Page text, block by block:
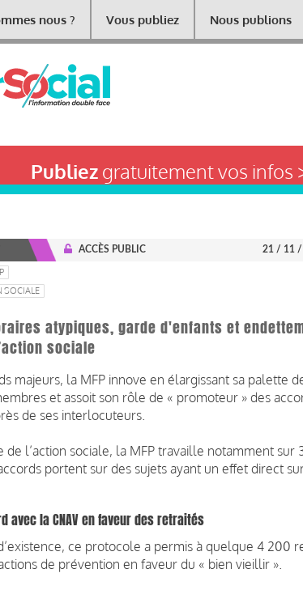
nous ? Vous publiez Nous publions
Publiezgratuitement vos infos
ACCÈS PUBLIC 21 / 11 /
SOCIALE
atypiques, garde d'enfants et
sociale
majeurs, la MFP innove en élargissant sa palette
et assoit son rôle de « promoteur » des
de ses interlocuteurs.
de l’action sociale, la MFP travaille notamment sur
portent sur des sujets ayant un effet direct
avec la CNAV en faveur des retraités
ce protocole a permis à quelque 4 200
de prévention en faveur du « bien vieillir ».